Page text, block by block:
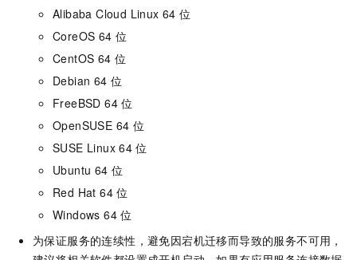
Alibaba Cloud Linux 64 位
CoreOS 64 位
CentOS 64 位
Debian 64 位
FreeBSD 64 位
OpenSUSE 64 位
SUSE Linux 64 位
Ubuntu 64 位
Red Hat 64 位
Windows 64 位
为保证服务的连续性，避免因宕机迁移而导致的服务不可用，